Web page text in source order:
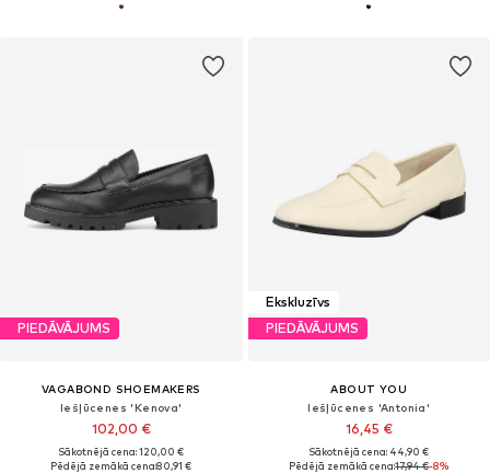
PIEDĀVĀJUMS
VAGABOND SHOEMAKERS
Iešļūcenes 'Kenova'
102,00 €
Sākotnējā cena: 120,00 €
Pēdējā zemākā cena:80,91 €
Ekskluzīvs
PIEDĀVĀJUMS
ABOUT YOU
Iešļūcenes 'Antonia'
16,45 €
Sākotnējā cena: 44,90 €
Pēdējā zemākā cena:17,94 €-8%